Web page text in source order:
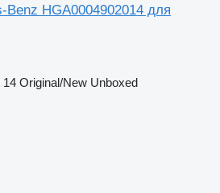
Benz HGA0004902014 для
Original/New Unboxed